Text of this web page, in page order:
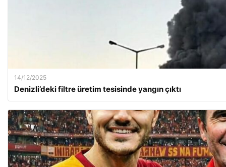
14/12/2025
Denizli’deki filtre üretim tesisinde yangın çıktı